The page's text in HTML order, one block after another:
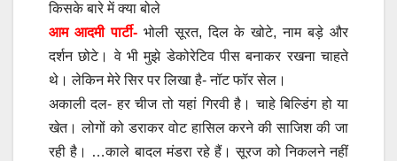
किसके बारे में क्या बोले
आम आदमी पार्टी-भोली सूरत, दिल के खोटे, नाम बड़े और
दर्शन छोटे। वे भी मुझे डेकोरेटिव पीस बनाकर रखना चाहते
थे। लेकिन मेरे सिर पर लिखा है- नॉट फॉर सेल।
अकाली दल- हर चीज तो यहां गिरवी है। चाहे बिल्डिंग हो या
खेत। लोगों को डराकर वोट हासिल करने की साजिश की जा
रही है। …काले बादल मंडरा रहे हैं। सूरज को निकलने नहीं